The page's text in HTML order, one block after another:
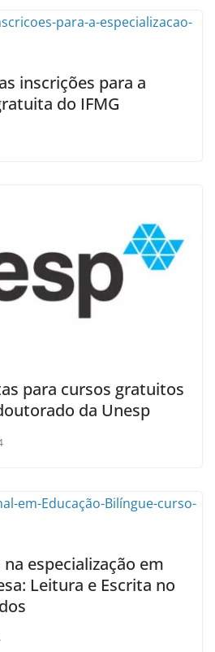
inscrições para a
do IFMG
para cursos gratuitos
da Unesp
na especialização em
Leitura e Escrita no